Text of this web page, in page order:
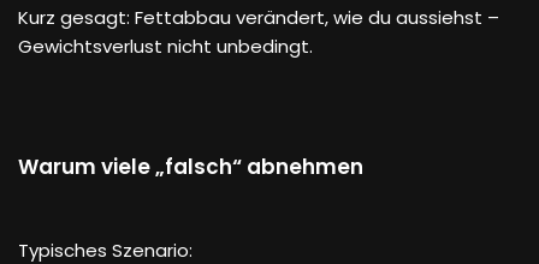
Kurz gesagt: Fettabbau verändert, wie du aussiehst –
Gewichtsverlust nicht unbedingt.
Warum viele „falsch“ abnehmen
Typisches Szenario: